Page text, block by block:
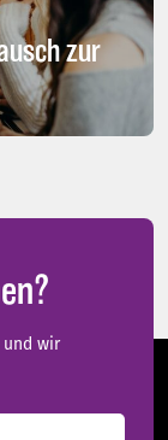
zur
und wir